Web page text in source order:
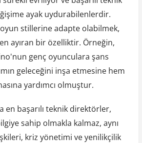
ayak uydurabilenlerdir.
stillerine adapte olabilmek,
ayıran bir özelliktir. Örneğin,
genç oyunculara şans
geleceğini inşa etmesine hem
yardımcı olmuştur.
en başarılı teknik direktörler,
sahip olmakla kalmaz, aynı
kriz yönetimi ve yenilikçilik